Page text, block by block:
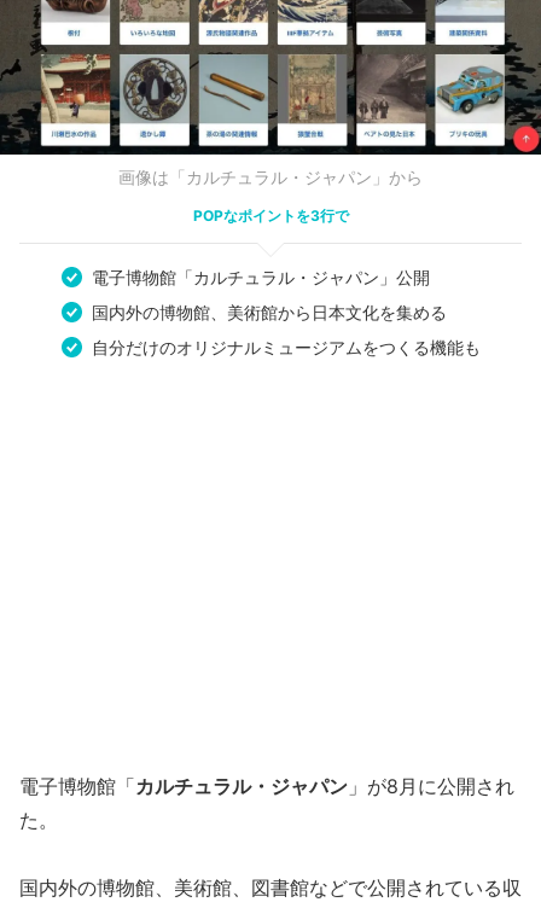
画像は「カルチュラル・ジャパン」から
POPなポイントを3行で
電子博物館「カルチュラル・ジャパン」公開
国内外の博物館、美術館から日本文化を集める
自分だけのオリジナルミュージアムをつくる機能も
電子博物館「カルチュラル・ジャパン 」が8月に公開され
た。
国内外の博物館、美術館、図書館などで公開されている収